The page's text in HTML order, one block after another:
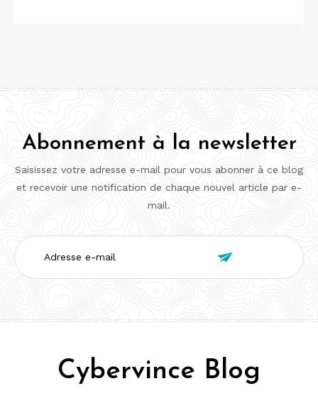
Abonnement à la newsletter
Saisissez votre adresse e-mail pour vous abonner à ce blog
et recevoir une notification de chaque nouvel article par e-
mail.
Adresse
e-
mail

Cybervince Blog